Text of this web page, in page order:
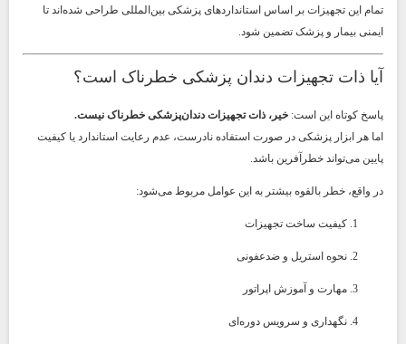
تمام این تجهیزات بر اساس استانداردهای پزشکی بین‌المللی طراحی شده‌اند تا
ایمنی بیمار و پزشک تضمین شود.
آیا ذات تجهیزات دندان پزشکی خطرناک است؟
پاسخ کوتاه این است: خیر، ذات تجهیزات دندان‌پزشکی خطرناک نیست.
اما هر ابزار پزشکی در صورت استفاده نادرست، عدم رعایت استاندارد یا کیفیت
پایین می‌تواند خطرآفرین باشد.
در واقع، خطر بالقوه بیشتر به این عوامل مربوط می‌شود:
کیفیت ساخت تجهیزات
نحوه استریل و ضدعفونی
مهارت و آموزش اپراتور
نگهداری و سرویس دوره‌ای